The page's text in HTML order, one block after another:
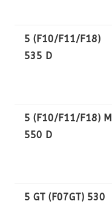
5 (F10/F11/F18)
535 D
5 (F10/F11/F18) M
550 D
5 GT (F07GT) 530